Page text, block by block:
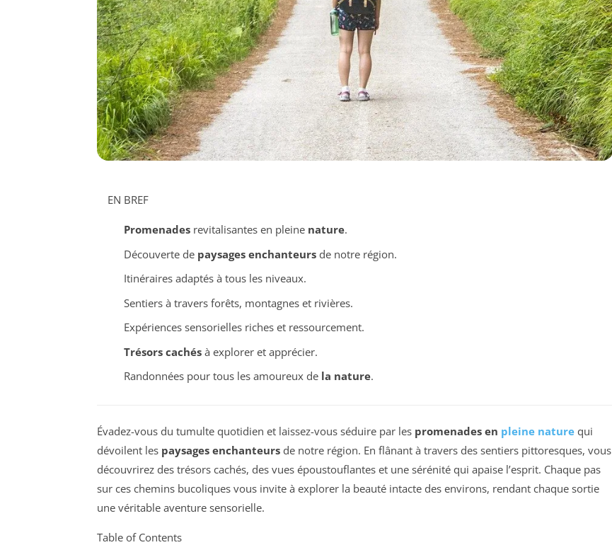
EN BREF
Promenadesrevitalisantes en pleine nature.
Découverte de paysages enchanteursde notre région.
Itinéraires adaptés à tous les niveaux.
Sentiers à travers forêts, montagnes et rivières.
Expériences sensorielles riches et ressourcement.
Trésors cachésà explorer et apprécier.
Randonnées pour tous les amoureux de la nature.
Évadez-vous du tumulte quotidien et laissez-vous séduire par les promenades en pleine nature qui
dévoilent les paysages enchanteurs de notre région. En flânant à travers des sentiers pittoresques, vous
découvrirez des trésors cachés, des vues époustouflantes et une sérénité qui apaise l’esprit. Chaque pas
sur ces chemins bucoliques vous invite à explorer la beauté intacte des environs, rendant chaque sortie
une véritable aventure sensorielle.
Table of Contents